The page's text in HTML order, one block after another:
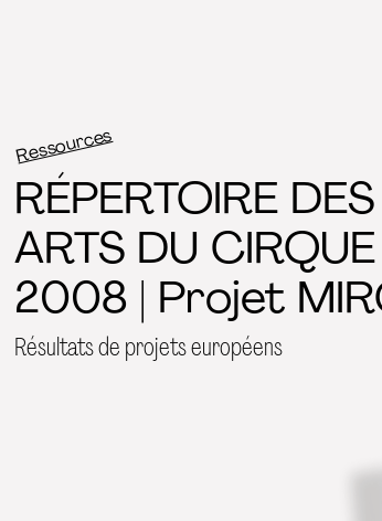
Ressources
RÉPERTOIRE
ARTS DU
2008 | Projet
Résultats de projets européens